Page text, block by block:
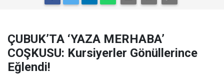
ÇUBUK’TA ‘YAZA MERHABA’
COŞKUSU: Kursiyerler Gönüllerince
Eğlendi!